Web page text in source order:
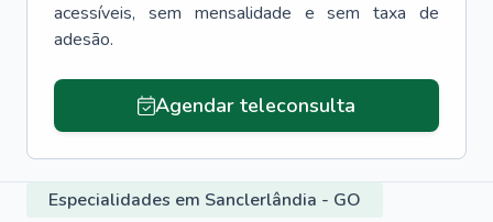
acessíveis, sem mensalidade e sem taxa de
adesão.
Agendar teleconsulta
Especialidades em Sanclerlândia - GO